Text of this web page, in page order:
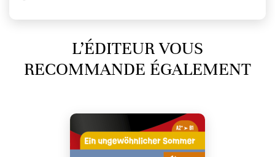
L’ÉDITEUR VOUS
RECOMMANDE ÉGALEMENT